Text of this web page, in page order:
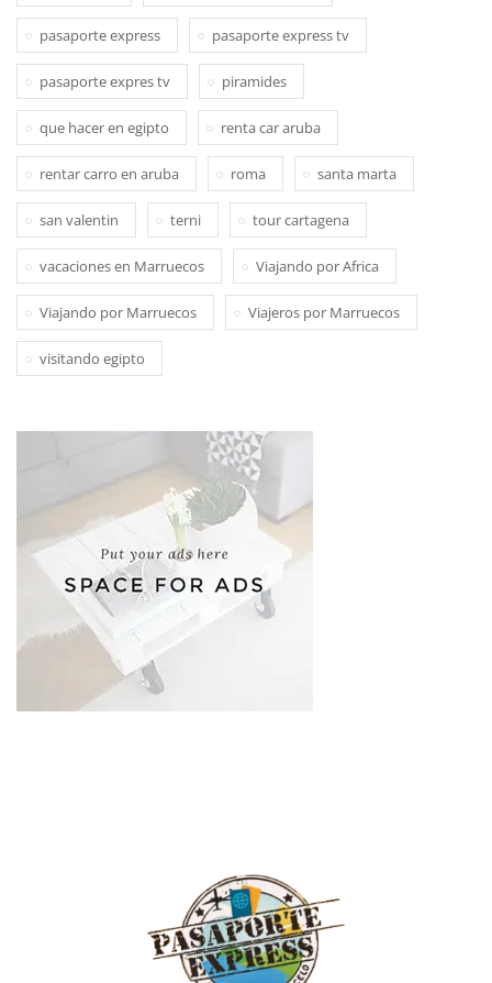
pasaporte express pasaporte express tv
pasaporte expres tv piramides
que hacer en egipto renta car aruba
rentar carro en aruba roma santa marta
san valentin terni tour cartagena
vacaciones en Marruecos Viajando por Africa
Viajando por Marruecos Viajeros por Marruecos
visitando egipto